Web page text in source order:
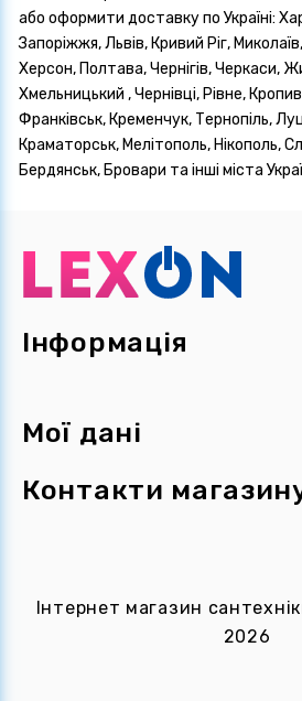
або оформити доставку по Україні:
Запоріжжя, Львів, Кривий Ріг,
Херсон, Полтава, Чернігів, Черкаси,
Хмельницький , Чернівці, Рівне,
Франківськ, Кременчук, Тернопіль,
Краматорськ, Мелітополь, Нікополь,
Бердянськ, Бровари та інші міста
Інформація
Мої дані
Контакти
Інтернет магазин
2026